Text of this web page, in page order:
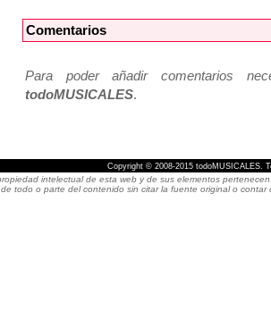
Comentarios
Para poder añadir comentarios
todoMUSICALES.
Copyright © 2008-2015 todoMUSICALES.
intelectual de esta web y de sus elementos
todo o parte del contenido sin citar la fuente original o